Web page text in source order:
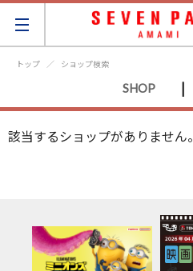
トップ ショップ検索
SHOP |
該当するショップがありません。